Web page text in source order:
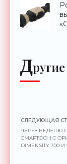
Д
СЛЕДУЮЩАЯ
ЧЕРЕЗ НЕДЕЛЮ
СМАРТФОН С
DIMENSITY